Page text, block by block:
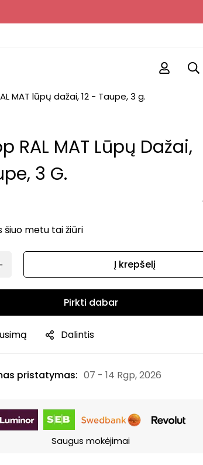
MAT lūpų dažai, 12 - Taupe, 3 g.
RAL MAT Lūpų Dažai,
3 G.
šiuo metu tai žiūri
Į krepšelį
Pirkti dabar
Dalintis
pristatymas: 07 - 14 Rgp, 2026
Saugus mokėjimai